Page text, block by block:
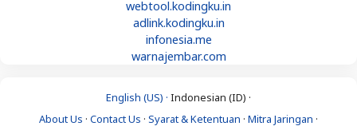
webtool.kodingku.in
adlink.kodingku.in
infonesia.me
warnajembar.com
English (US) · Indonesian (ID) ·
About Us · Contact Us · Syarat & Ketentuan · Mitra Jaringan ·